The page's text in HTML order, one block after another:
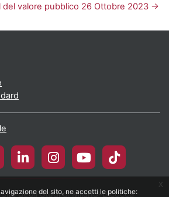
del sito, ne accetti le politiche:
x
del valore pubblico 26 Ottobre 2023 →
degli Studi di Milano-Bicocca